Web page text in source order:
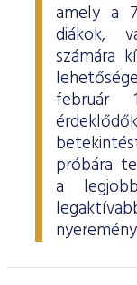
amely a
diákok,
számára
február
próbára
a